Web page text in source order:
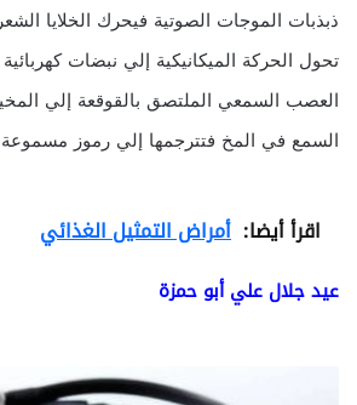
ذبذبات الموجات الصوتية فيحرك الخلايا
تحول الحركة الميكانيكية إلي نبضات
العصب السمعي الملتصق بالقوقعة إلي
السمع في المخ فتترجمها إلي رموز
اقرأ أيضا: أمراض التمثيل الغذائي
عيد جلال علي أبو حمزة